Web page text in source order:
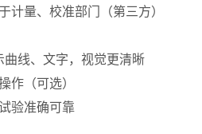
计量、校准部门（第三方）
曲线、文字，视觉更清晰
作（可选）
验准确可靠